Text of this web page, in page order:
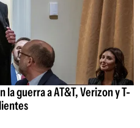
la guerra a AT&T, Verizon y T-